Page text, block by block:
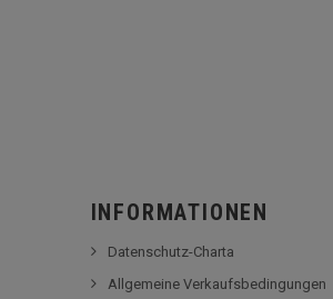
INFORMATIONEN
Datenschutz-Charta
Allgemeine Verkaufsbedingungen